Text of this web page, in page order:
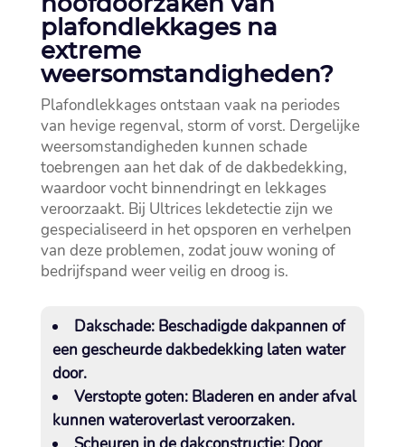
plafondlekkages na
extreme
weersomstandigheden?
Plafondlekkages ontstaan vaak na periodes
van hevige regenval, storm of vorst.​ Dergelijke
weersomstandigheden kunnen schade
toebrengen aan het dak of de dakbedekking,
waardoor vocht binnendringt en lekkages
veroorzaakt.​ Bij Ultrices lekdetectie zijn we
gespecialiseerd in het opsporen en verhelpen
van deze problemen, zodat jouw woning of
bedrijfspand weer veilig en droog is.​
Dakschade:Beschadigde dakpannen of
een gescheurde dakbedekking laten water
door.​
Verstopte goten:Bladeren en ander afval
kunnen wateroverlast veroorzaken.​